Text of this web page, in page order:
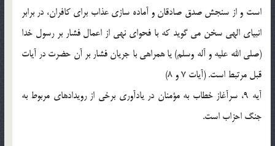
است و از سنجش صدق صادقان و آماده سازي عذاب براي کافران، در برابر
انبياي الهي سخن مي گويد که با فحواي نهي از اعمال فشار بر رسول خدا
(صلي الله عليه و آله وسلم) يا همراهي با جريان فشار بر آن حضرت در آيات
قبل مرتبط است. (آيات 7 و 8)
آيه 9، سرآغاز خطاب به مؤمنان در يادآوري برخي از رويدادهاي مربوط به
جنگ احزاب است.